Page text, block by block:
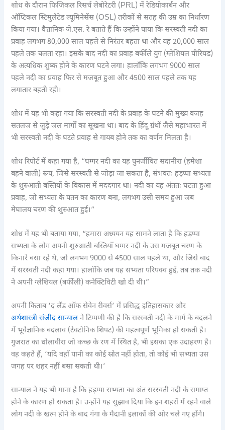
शोध के दौरान फिजिकल रिसर्च लेबोरेटरी (PRL) में रेडियोकार्बन और
ऑप्टिकल स्टिमुलेटेड ल्यूमिनेसेंस (OSL) तरीकों से सतह की उम्र का निर्धारण
किया गया। वैज्ञानिक जे.एस. रे बताते हैं कि उन्होंने पाया कि सरस्वती नदी का
प्रवाह लगभग 80,000 साल पहले से निरंतर बहता था और यह 20,000 साल
पहले तक चलता रहा। इसके बाद नदी का प्रवाह बर्फीले युग (ग्लेशियल पीरियड)
के अत्यधिक शुष्क होने के कारण घटने लगा। हालाँकि लगभग 9000 साल
पहले नदी का प्रवाह फिर से मजबूत हुआ और 4500 साल पहले तक यह
लगातार बहती रही।
शोध में यह भी कहा गया कि सरस्वती नदी के प्रवाह के घटने की मुख्य वजह
सतलज से जुड़े जल मार्गों का सूखना था। बाद के हिंदू ग्रंथों जैसे महाभारत में
भी सरस्वती नदी के घटते प्रवाह से गायब होने तक का वर्णन मिलता है।
शोध रिपोर्ट में कहा गया है, “घग्गर नदी का यह पुनर्जीवित सदानीरा (हमेशा
बहने वाली) रूप, जिसे सरस्वती से जोड़ा जा सकता है, संभवतः हड़प्पा सभ्यता
के शुरुआती बस्तियों के विकास में मददगार था। नदी का यह अंततः घटता हुआ
प्रवाह, जो सभ्यता के पतन का कारण बना, लगभग उसी समय हुआ जब
मेघालय चरण की शुरुआत हुई।”
शोध में यह भी बताया गया, “हमारा अध्ययन यह सामने लाता है कि हड़प्पा
सभ्यता के लोग अपनी शुरुआती बस्तियाँ घग्गर नदी के उस मजबूत चरण के
किनारे बसा रहे थे, जो लगभग 9000 से 4500 साल पहले था, और जिसे बाद
में सरस्वती नदी कहा गया। हालाँकि जब यह सभ्यता परिपक्व हुई, तब तक नदी
ने अपनी ग्लेशियल (बर्फीली) कनेक्टिविटी खो दी थी।”
अपनी किताब ‘द लैंड ऑफ सेवेन रीवर्स’ में प्रसिद्ध इतिहासकार और
अर्थशास्त्री संजीद सान्यालने टिप्पणी की है कि सरस्वती नदी के मार्ग के बदलने
में भूवैज्ञानिक बदलाव (टेक्टोनिक शिफ्ट) की महत्वपूर्ण भूमिका हो सकती है।
गुजरात का धोलावीरा जो कच्छ के रण में स्थित है, भी इसका एक उदाहरण है।
वह कहते हैं, ‘यदि वहाँ पानी का कोई स्रोत नहीं होता, तो कोई भी सभ्यता उस
जगह पर शहर नहीं बसा सकती थी।’
सान्याल ने यह भी माना है कि हड़प्पा सभ्यता का अंत सरस्वती नदी के समाप्त
होने के कारण हो सकता है। उन्होंने यह सुझाव दिया कि इन शहरों में रहने वाले
लोग नदी के खत्म होने के बाद गंगा के मैदानी इलाकों की ओर चले गए होंगे।